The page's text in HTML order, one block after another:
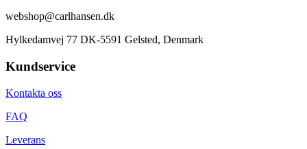
webshop@carlhansen.dk
Hylkedamvej 77 DK-5591 Gelsted, Denmark
Kundservice
Kontakta oss
FAQ
Leverans